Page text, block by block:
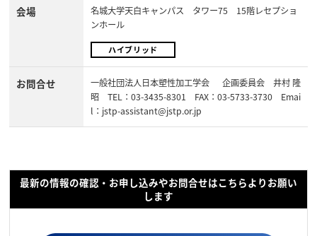
会場
名城大学天白キャンパス タワー75 15階レセプショ
ンホール
ハイブリッド
お問合せ
一般社団法人日本塑性加工学会 企画委員会 井村 隆
昭 TEL：03-3435-8301 FAX：03-5733-3730 Emai
l：jstp-assistant@jstp.or.jp
最新の情報の確認・お申し込みやお問合せはこちらよりお願い
します